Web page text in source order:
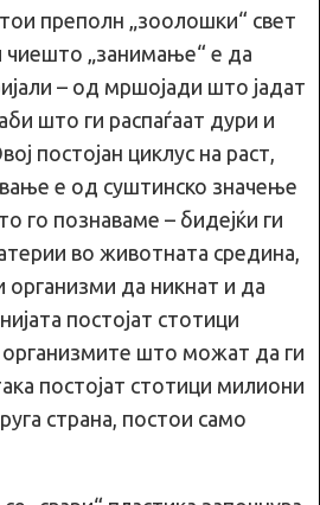
преполн „зоолошки“ свет
„занимање“ е да
– од мршојади што јадат
што ги распаѓаат дури и
постојан циклус на раст,
е од суштинско значење
го познаваме – бидејќи ги
во животната средина,
организми да никнат и да
постојат стотици
што можат да ги
постојат стотици милиони
страна, постои само